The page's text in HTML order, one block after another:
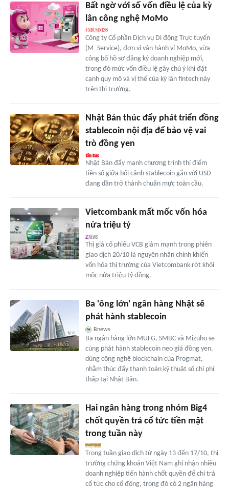
Bất ngờ với số vốn điều lệ của kỳ
lân công nghệ MoMo
Công ty Cổ phần Dịch vụ Di động Trực tuyến
(M_Service), đơn vị vận hành ví MoMo, vừa
công bố hồ sơ đăng ký doanh nghiệp mới,
trong đó mức vốn điều lệ gây chú ý khi đặt
cạnh quy mô và vị thế của kỳ lân fintech này
trên thị trường.
Nhật Bản thúc đẩy phát triển đồng
stablecoin nội địa để bảo vệ vai
trò đồng yen
Nhật Bản đẩy mạnh chương trình thí điểm
tiền số giữa bối cảnh stablecoin gắn với USD
đang dần trở thành chuẩn mực toàn cầu.
Vietcombank mất mốc vốn hóa
nửa triệu tỷ
Thị giá cổ phiếu VCB giảm mạnh trong phiên
giao dịch 20/10 là nguyên nhân chính khiến
vốn hóa thị trường của Vietcombank rớt khỏi
mốc nửa triệu tỷ đồng.
Ba 'ông lớn' ngân hàng Nhật sẽ
phát hành stablecoin
Bnews
Ba ngân hàng lớn MUFG, SMBC và Mizuho sẽ
cùng phát hành stablecoin neo giá đồng yen,
dùng công nghệ blockchain của Progmat,
nhằm thúc đẩy thanh toán kỹ thuật số chi phí
thấp tại Nhật Bản.
Hai ngân hàng trong nhóm Big4
chốt quyền trả cổ tức tiền mặt
trong tuần này
Trong tuần giao dịch từ ngày 13 đến 17/10, thị
trường chứng khoán Việt Nam ghi nhận nhiều
doanh nghiệp tiến hành chốt quyền để chi trả
cổ tức cho cổ đông, trong đó có 2 ngân hàng